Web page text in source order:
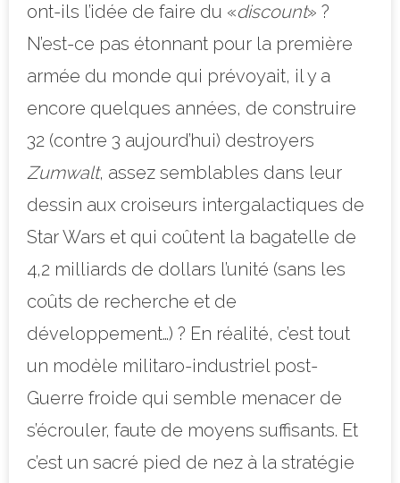
ont-ils l’idée de faire du «discount» ?
N’est-ce pas étonnant pour la première
armée du monde qui prévoyait, il y a
encore quelques années, de construire
32 (contre 3 aujourd’hui) destroyers
Zumwalt, assez semblables dans leur
dessin aux croiseurs intergalactiques de
Star Wars et qui coûtent la bagatelle de
4,2 milliards de dollars l’unité (sans les
coûts de recherche et de
développement…) ? En réalité, c’est tout
un modèle militaro-industriel post-
Guerre froide qui semble menacer de
s’écrouler, faute de moyens suffisants. Et
c’est un sacré pied de nez à la stratégie